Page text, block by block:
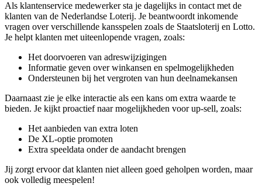
Als klantenservice medewerker sta je dagelijks in contact met de
klanten van de Nederlandse Loterij. Je beantwoordt inkomende
vragen over verschillende kansspelen zoals de Staatsloterij en Lotto.
Je helpt klanten met uiteenlopende vragen, zoals:
Het doorvoeren van adreswijzigingen
Informatie geven over winkansen en spelmogelijkheden
Ondersteunen bij het vergroten van hun deelnamekansen
Daarnaast zie je elke interactie als een kans om extra waarde te
bieden. Je kijkt proactief naar mogelijkheden voor up-sell, zoals:
Het aanbieden van extra loten
De XL-optie promoten
Extra speeldata onder de aandacht brengen
Jij zorgt ervoor dat klanten niet alleen goed geholpen worden, maar
ook volledig meespelen!